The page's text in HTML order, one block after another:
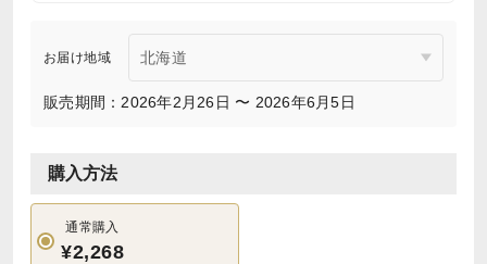
お届け地域
販売期間：2026年2月26日 〜 2026年6月5日
購入方法
通常購入
¥2,268